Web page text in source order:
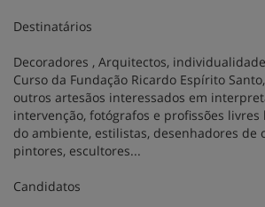
Destinatários
Decoradores , Arquitectos,
Curso da Fundação Ricardo Espírito
outros artesãos interessados em
intervenção, fotógrafos e profissões livres
do ambiente, estilistas, desenhadores de
pintores, escultores...
Candidatos